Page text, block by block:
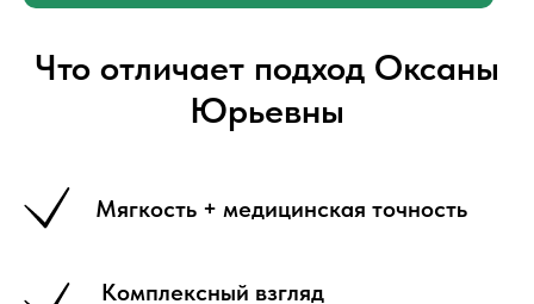
Что отличает подход Оксаны
Юрьевны
Мягкость + медицинская точность
Комплексный взгляд